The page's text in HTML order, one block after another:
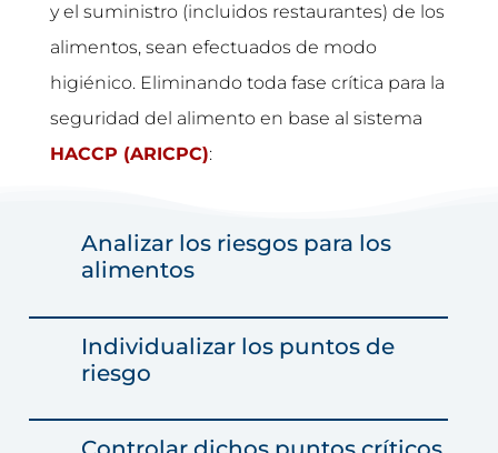
y el suministro (incluidos restaurantes) de los
alimentos, sean efectuados de modo
higiénico. Eliminando toda fase crítica para la
seguridad del alimento en base al sistema
HACCP (ARICPC):
Analizar los riesgos para los
alimentos
Individualizar los puntos de
riesgo